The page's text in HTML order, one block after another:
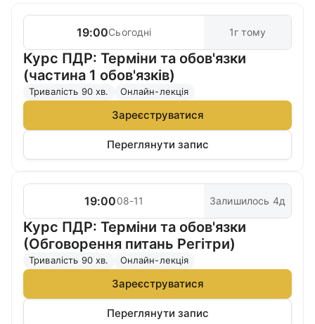
19:00Сьогодні 1г тому
Курс ПДР: Терміни та обов'язки
(частина 1 обов'язків)
Тривалість 90 хв. Онлайн-лекція
Зареєструватися
Переглянути запис
19:0008-11 Залишилось 4д
Курс ПДР: Терміни та обов'язки
(Обговорення питань Регітри)
Тривалість 90 хв. Онлайн-лекція
Зареєструватися
Переглянути запис